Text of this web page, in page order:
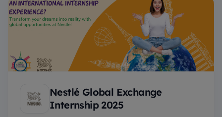
Nestlé Global Exchange
Internship 2025